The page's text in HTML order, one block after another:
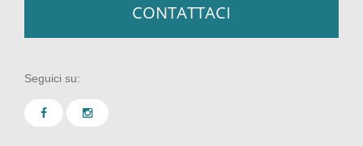
CONTATTACI
Seguici su: